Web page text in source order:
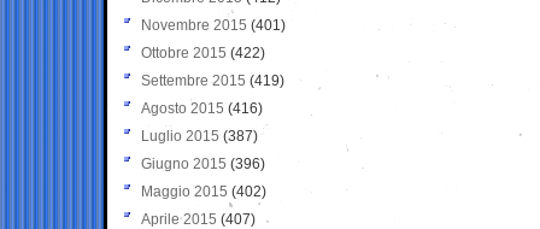
Novembre 2015 (401)
Ottobre 2015 (422)
Settembre 2015 (419)
Agosto 2015 (416)
Luglio 2015 (387)
Giugno 2015 (396)
Maggio 2015 (402)
Aprile 2015 (407)